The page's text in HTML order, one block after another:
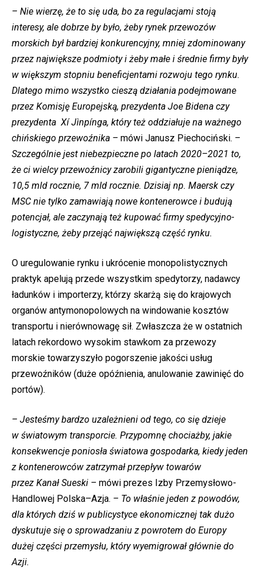
– Nie wierzę, że to się uda, bo za regulacjami stoją
interesy, ale dobrze by było, żeby rynek przewozów
morskich był bardziej konkurencyjny, mniej zdominowany
przez największe podmioty i żeby małe i średnie firmy były
w większym stopniu beneficjentami rozwoju tego rynku.
Dlatego mimo wszystko cieszą działania podejmowane
przez Komisję Europejską, prezydenta Joe Bidena czy
prezydenta Xí Jìnpínga, który też oddziałuje na ważnego
chińskiego przewoźnika – mówi Janusz Piechociński. –
Szczególnie jest niebezpieczne po latach 2020–2021 to,
że ci wielcy przewoźnicy zarobili gigantyczne pieniądze,
10,5 mld rocznie, 7 mld rocznie. Dzisiaj np. Maersk czy
MSC nie tylko zamawiają nowe kontenerowce i budują
potencjał, ale zaczynają też kupować firmy spedycyjno-
logistyczne, żeby przejąć największą część rynku.
O uregulowanie rynku i ukrócenie monopolistycznych
praktyk apelują przede wszystkim spedytorzy, nadawcy
ładunków i importerzy, którzy skarżą się do krajowych
organów antymonopolowych na windowanie kosztów
transportu i nierównowagę sił. Zwłaszcza że w ostatnich
latach rekordowo wysokim stawkom za przewozy
morskie towarzyszyło pogorszenie jakości usług
przewoźników (duże opóźnienia, anulowanie zawinięć do
portów).
– Jesteśmy bardzo uzależnieni od tego, co się dzieje
w światowym transporcie. Przypomnę chociażby, jakie
konsekwencje poniosła światowa gospodarka, kiedy jeden
z kontenerowców zatrzymał przepływ towarów
przez Kanał Sueski – mówi prezes Izby Przemysłowo-
Handlowej Polska–Azja. – To właśnie jeden z powodów,
dla których dziś w publicystyce ekonomicznej tak dużo
dyskutuje się o sprowadzaniu z powrotem do Europy
dużej części przemysłu, który wyemigrował głównie do
Azji.